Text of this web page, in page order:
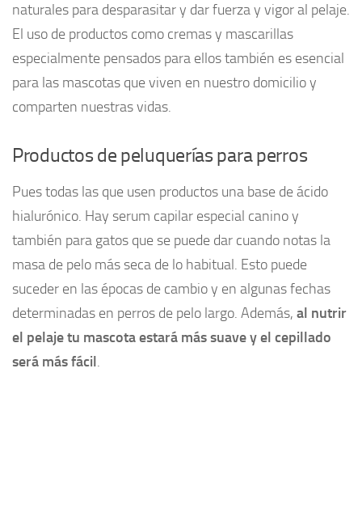
naturales para desparasitar y dar fuerza y vigor al pelaje.
El uso de productos como cremas y mascarillas
especialmente pensados para ellos también es esencial
para las mascotas que viven en nuestro domicilio y
comparten nuestras vidas.
Productos de peluquerías para perros
Pues todas las que usen productos una base de ácido
hialurónico. Hay serum capilar especial canino y
también para gatos que se puede dar cuando notas la
masa de pelo más seca de lo habitual. Esto puede
suceder en las épocas de cambio y en algunas fechas
determinadas en perros de pelo largo. Además, al nutrir
el pelaje tu mascota estará más suave y el cepillado
será más fácil.